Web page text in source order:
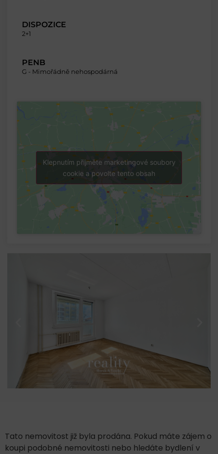
DISPOZICE
2+1
PENB
G - Mimořádně nehospodárná
Klepnutím přijměte marketingové soubory
cookie a povolte tento obsah
Tato nemovitost již byla prodána. Pokud máte zájem o
koupi podobné nemovitosti nebo hledáte bydlení v